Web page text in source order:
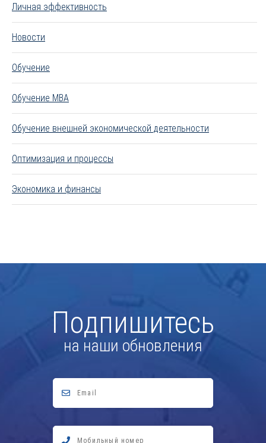
Личная эффективность
Новости
Обучение
Обучение MBA
Обучение внешней экономической деятельности
Оптимизация и процессы
Экономика и финансы
Подпишитесь
на наши обновления